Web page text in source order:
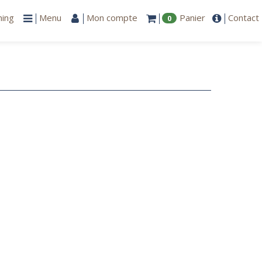
Menu Mon compte 0 Panier Contact